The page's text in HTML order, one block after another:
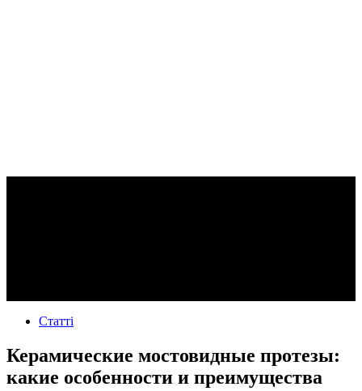
Статті
Керамические мостовидные протезы:
какие особенности и преимущества